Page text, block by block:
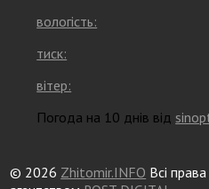
вологість:
тиск:
вітер:
Погода на 10 днів від
© 2026 Zhitomir.INFO Всі